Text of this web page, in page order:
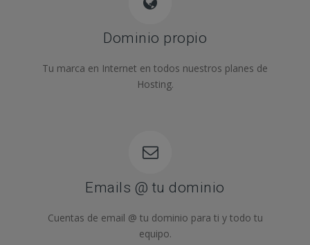
Dominio propio
Tu marca en Internet en todos nuestros planes de
Hosting.
Emails @ tu dominio
Cuentas de email @ tu dominio para ti y todo tu
equipo.